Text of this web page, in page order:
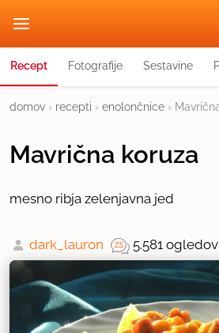
Recept Fotografije Sestavine
domov › recepti › enolončnice ›
Mavrična koruza
mesno ribja zelenjavna jed
dark_lauron 5.581 ogledov